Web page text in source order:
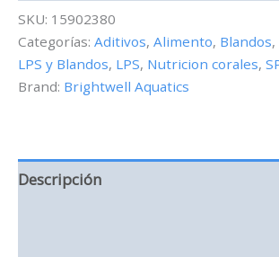
-
250ml
cantidad
SKU: 15902380
Categorías: Aditivos, Alimento, Blandos,
LPS y Blandos, LPS, Nutricion corales,
Brand: Brightwell Aquatics
Descripción